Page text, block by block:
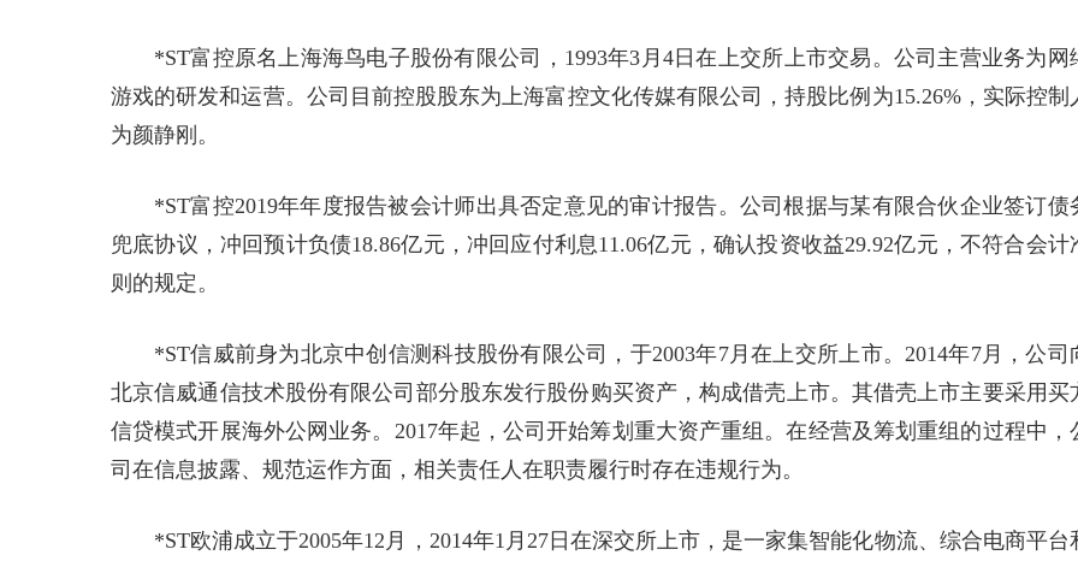
*ST富控原名上海海鸟电子股份有限公司，1993年3月4日在上交所上市交易。公司主营业务为网
游戏的研发和运营。公司目前控股股东为上海富控文化传媒有限公司，持股比例为15.26%，实际控制
为颜静刚。
*ST富控2019年年度报告被会计师出具否定意见的审计报告。公司根据与某有限合伙企业签订债
兜底协议，冲回预计负债18.86亿元，冲回应付利息11.06亿元，确认投资收益29.92亿元，不符合会计
则的规定。
*ST信威前身为北京中创信测科技股份有限公司，于2003年7月在上交所上市。2014年7月，公司
北京信威通信技术股份有限公司部分股东发行股份购买资产，构成借壳上市。其借壳上市主要采用买
信贷模式开展海外公网业务。2017年起，公司开始筹划重大资产重组。在经营及筹划重组的过程中，
司在信息披露、规范运作方面，相关责任人在职责履行时存在违规行为。
*ST欧浦成立于2005年12月，2014年1月27日在深交所上市，是一家集智能化物流、综合电商平台